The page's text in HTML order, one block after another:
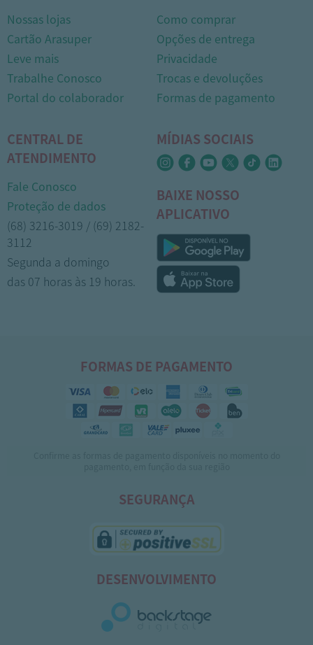
Nossas lojas
Cartão Arasuper
Leve mais
Trabalhe Conosco
Portal do colaborador
Como comprar
Opções de entrega
Privacidade
Trocas e devoluções
Formas de pagamento
CENTRAL DE
ATENDIMENTO
Fale Conosco
Proteção de dados
(68) 3216-3019 / (69) 2182-
3112
Segunda a domingo
das 07 horas às 19 horas.
MÍDIAS SOCIAIS
BAIXE NOSSO
APLICATIVO
FORMAS DE PAGAMENTO
SEGURANÇA
DESENVOLVIMENTO